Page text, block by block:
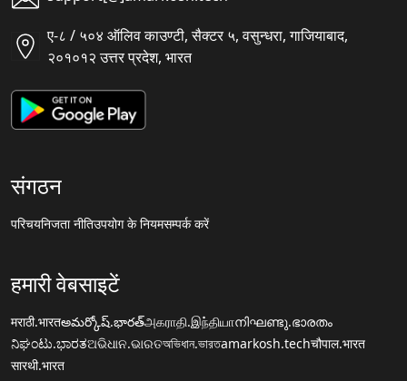
ए-८ / ५०४ ऑलिव काउण्टी, सैक्टर ५, वसुन्धरा, गाजियाबाद,
२०१०१२ उत्तर प्रदेश, भारत
संगठन
परिचयनिजता नीतिउपयोग के नियमसम्पर्क करें
हमारी वेबसाइटें
मराठी.भारतఅమర్కోష్.భారత్அகராதி.இந்தியாനിഘണ്ടു.ഭാരതം
ನಿಘಂಟು.ಭಾರತଅଭିଧାନ.ଭାରତঅভিধান.ভারতamarkosh.techचौपाल.भारत
सारथी.भारत